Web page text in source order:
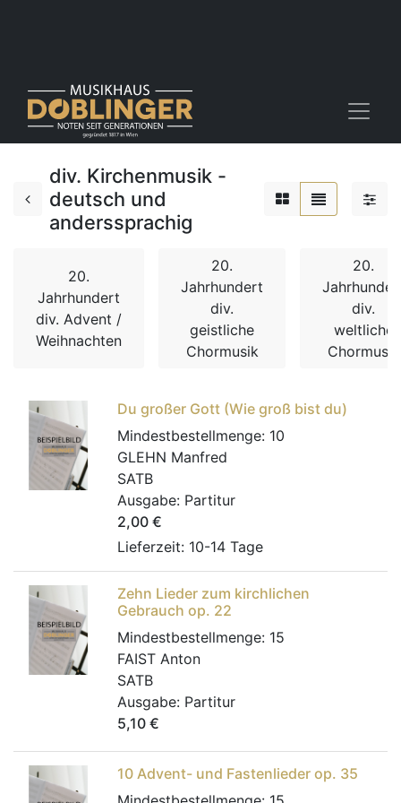
div. Kirchenmusik -
deutsch und
anderssprachig
20.
Jahrhundert
div. Advent /
Weihnachten
20.
Jahrhundert
div.
geistliche
Chormusik
20.
div.
weltliche
Chormusik
Du großer Gott (Wie groß bist du)
Mindestbestellmenge: 10
GLEHN Manfred
SATB
Ausgabe: Partitur
2,00 €
Lieferzeit: 10-14 Tage
Zehn Lieder zum kirchlichen
Gebrauch op. 22
Mindestbestellmenge: 15
FAIST Anton
SATB
Ausgabe: Partitur
5,10 €
10 Advent- und Fastenlieder op. 35